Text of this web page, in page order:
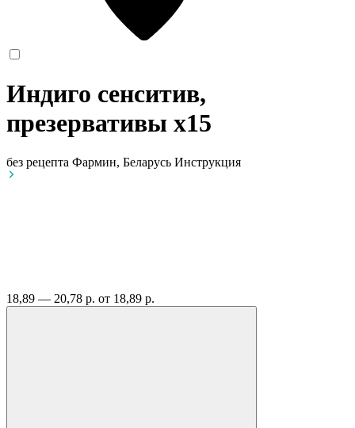
Индиго сенситив,
презервативы x15
без рецепта Фармин, Беларусь Инструкция
18,89 — 20,78 р. от 18,89 р.